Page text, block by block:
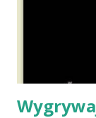
wdrożyliśmy
wspólnym
się
zaczęliśmy się
Dopier...